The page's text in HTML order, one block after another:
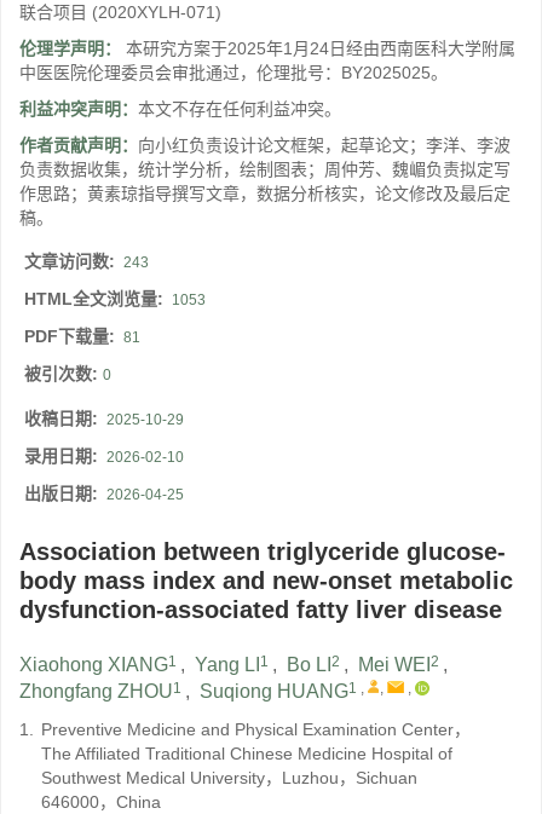
联合项目 (2020XYLH-071)
伦理学声明：
本研究方案于2025年1月24日经由西南医科大学附属
中医医院伦理委员会审批通过，伦理批号：BY2025025。
利益冲突声明： 本文不存在任何利益冲突。
作者贡献声明： 向小红负责设计论文框架，起草论文；李洋、李波
负责数据收集，统计学分析，绘制图表；周仲芳、魏嵋负责拟定写
作思路；黄素琼指导撰写文章，数据分析核实，论文修改及最后定
稿。
文章访问数: 243
HTML全文浏览量: 1053
PDF下载量: 81
被引次数: 0
收稿日期: 2025-10-29
录用日期: 2026-02-10
出版日期: 2026-04-25
Association between triglyceride glucose-
body mass index and new-onset metabolic
dysfunction-associated fatty liver disease
Xiaohong XIANG1 , Yang LI 1 , Bo LI 2 , Mei WEI 2 ,
Zhongfang ZHOU1 , Suqiong HUANG1 , , ,
1. Preventive Medicine and Physical Examination Center，
The Affiliated Traditional Chinese Medicine Hospital of
Southwest Medical University，Luzhou，Sichuan
646000，China